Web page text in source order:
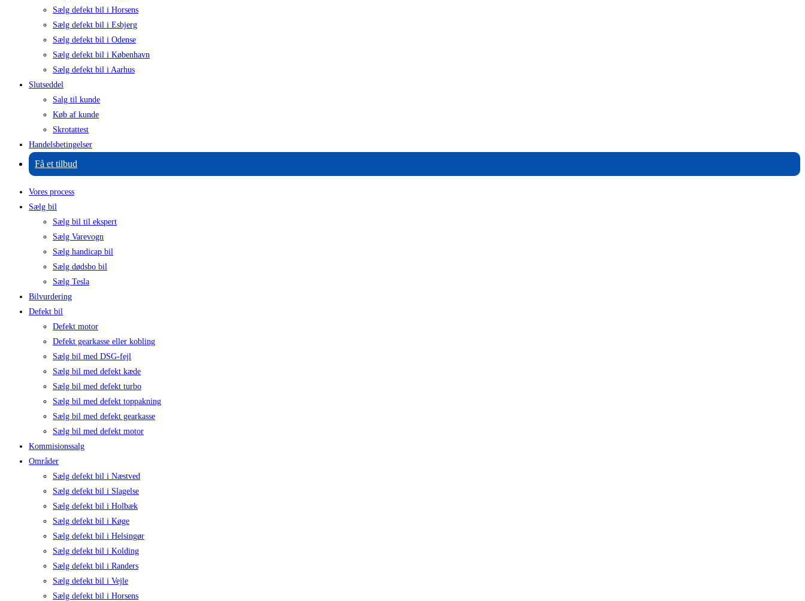
Sælg defekt bil i Horsens
Sælg defekt bil i Esbjerg
Sælg defekt bil i Odense
Sælg defekt bil i København
Sælg defekt bil i Aarhus
Slutseddel
Salg til kunde
Køb af kunde
Skrotattest
Handelsbetingelser
Få et tilbud
Vores process
Sælg bil
Sælg bil til ekspert
Sælg Varevogn
Sælg handicap bil
Sælg dødsbo bil
Sælg Tesla
Bilvurdering
Defekt bil
Defekt motor
Defekt gearkasse eller kobling
Sælg bil med DSG-fejl
Sælg bil med defekt kæde
Sælg bil med defekt turbo
Sælg bil med defekt toppakning
Sælg bil med defekt gearkasse
Sælg bil med defekt motor
Kommisionssalg
Områder
Sælg defekt bil i Næstved
Sælg defekt bil i Slagelse
Sælg defekt bil i Holbæk
Sælg defekt bil i Køge
Sælg defekt bil i Helsingør
Sælg defekt bil i Kolding
Sælg defekt bil i Randers
Sælg defekt bil i Vejle
Sælg defekt bil i Horsens